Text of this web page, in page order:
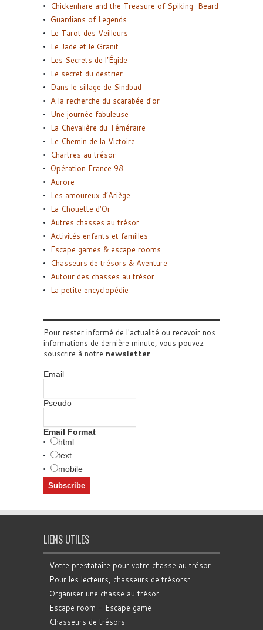
Chickenhare and the Treasure of Spiking-Beard
Guardians of Legends
Le Tarot des Veilleurs
Le Jade et le Granit
Les Secrets de l’Égide
Le secret du destrier
Dans le sillage de Sindbad
A la recherche du scarabée d’or
Une journée fabuleuse
La Chevalière du Téméraire
Le Chemin de la Victoire
Chartres au trésor
Opération France 98
Aurore
Les amoureux d’Ariège
La Chouette d’Or
Autres chasses au trésor
Activités enfants et familles
Escape games & escape rooms
Chasseurs de trésors & Aventure
Autour des chasses au trésor
La petite encyclopédie
Pour rester informé de l'actualité ou recevoir nos
informations de dernière minute, vous pouvez
souscrire à notre newsletter.
Email
Pseudo
Email Format
html
text
mobile
LIENS UTILES
Votre prestataire pour votre chasse au trésor
Pour les lecteurs, chasseurs de trésorsr
Organiser une chasse au trésor
Escape room - Escape game
Chasseurs de trésors